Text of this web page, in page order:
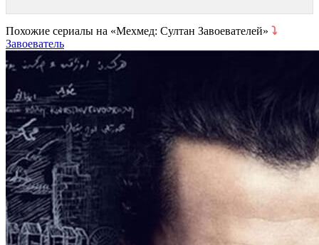
Похожие сериалы на «Мехмед: Султан Завоевателей» ⤵
Завоеватель